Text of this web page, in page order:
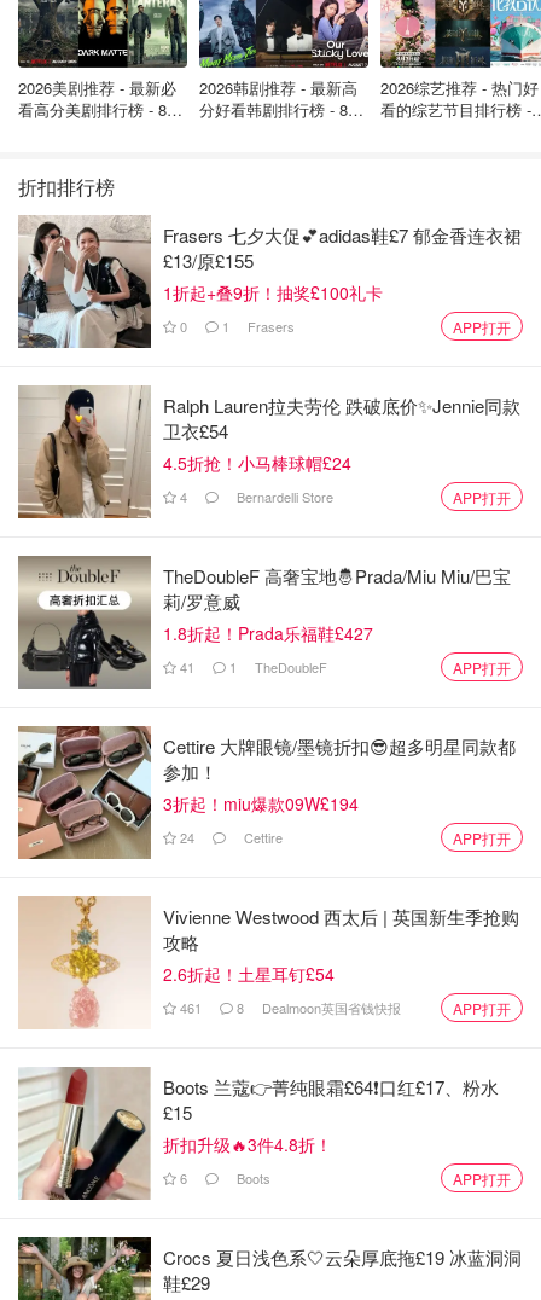
2026美剧推荐 - 最新必
看高分美剧排行榜 - 8月
2026韩剧推荐 - 最新高
分好看韩剧排行榜 - 8月
2026综艺推荐 - 热门好
看的综艺节目排行榜 -
折扣排行榜
Frasers 七夕大促💕adidas鞋£7 郁金香连衣裙
£13/原£155
1折起+叠9折！抽奖£100礼卡
0 1 Frasers APP打开
Ralph Lauren拉夫劳伦 跌破底价✨Jennie同款
卫衣£54
4.5折抢！小马棒球帽£24
4 Bernardelli Store APP打开
TheDoubleF 高奢宝地🤴Prada/Miu Miu/巴宝
莉/罗意威
1.8折起！Prada乐福鞋£427
41 1 TheDoubleF APP打开
Cettire 大牌眼镜/墨镜折扣😎超多明星同款都
参加！
3折起！miu爆款09W£194
24 Cettire APP打开
Vivienne Westwood 西太后 | 英国新生季抢购
攻略
2.6折起！土星耳钉£54
461 8 Dealmoon英国省钱快报 APP打开
Boots 兰蔻👉菁纯眼霜£64❗口红£17、粉水
£15
折扣升级🔥3件4.8折！
6 Boots APP打开
Crocs 夏日浅色系🤍云朵厚底拖£19 冰蓝洞洞
鞋£29